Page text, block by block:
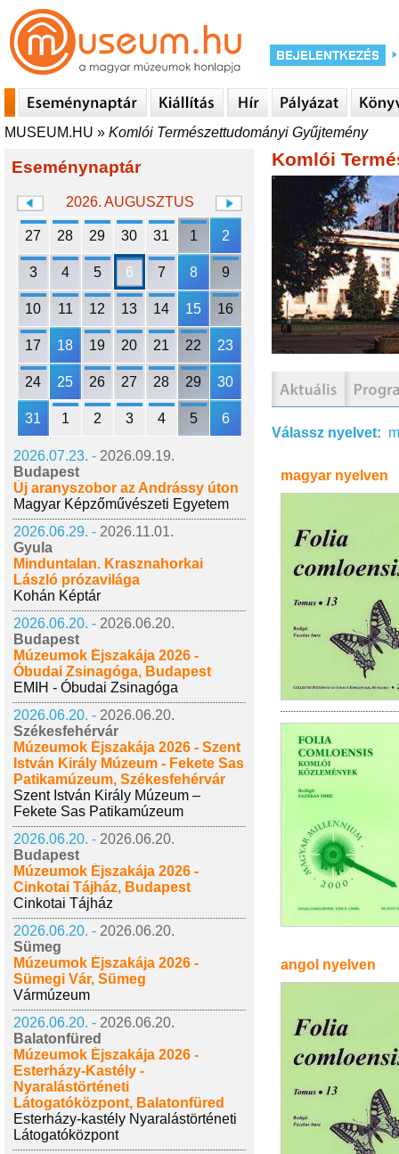
MUSEUM.HU » Komlói Természettudományi Gyűjtemény
Eseménynaptár
2026. AUGUSZTUS
27 28 29 30 31 1 2
3 4 5 6 7 8 9
10 11 12 13 14 15 16
17 18 19 20 21 22 23
24 25 26 27 28 29 30
31 1 2 3 4 5 6
2026.07.23. - 2026.09.19.
Budapest
Új aranyszobor az Andrássy úton
Magyar Képzőművészeti Egyetem
2026.06.29. - 2026.11.01.
Gyula
Minduntalan. Krasznahorkai
László prózavilága
Kohán Képtár
2026.06.20. - 2026.06.20.
Budapest
Múzeumok Éjszakája 2026 -
Óbudai Zsinagóga, Budapest
EMIH - Óbudai Zsinagóga
2026.06.20. - 2026.06.20.
Székesfehérvár
Múzeumok Éjszakája 2026 - Szent
István Király Múzeum - Fekete Sas
Patikamúzeum, Székesfehérvár
Szent István Király Múzeum –
Fekete Sas Patikamúzeum
2026.06.20. - 2026.06.20.
Budapest
Múzeumok Éjszakája 2026 -
Cinkotai Tájház, Budapest
Cinkotai Tájház
2026.06.20. - 2026.06.20.
Sümeg
Múzeumok Éjszakája 2026 -
Sümegi Vár, Sümeg
Vármúzeum
2026.06.20. - 2026.06.20.
Balatonfüred
Múzeumok Éjszakája 2026 -
Esterházy-Kastély -
Nyaralástörténeti
Látogatóközpont, Balatonfüred
Esterházy-kastély Nyaralástörténeti
Látogatóközpont
Komlói
Válassz nyelvet:
magyar nyelven
angol nyelven